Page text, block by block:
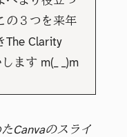
の３つを来年
The Clarity
ます m(_ _)m
Canvaのスライ